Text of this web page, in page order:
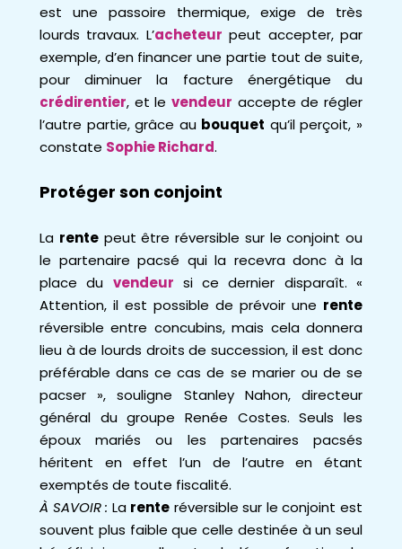
est une passoire thermique, exige de très
lourds travaux. L’acheteur peut accepter, par
exemple, d’en financer une partie tout de suite,
pour diminuer la facture énergétique du
crédirentier, et le vendeur accepte de régler
l’autre partie, grâce au bouquet qu’il perçoit, »
constate Sophie Richard.
Protéger son conjoint
La rentepeut être réversible sur le conjoint ou
le partenaire pacsé qui la recevra donc à la
place du vendeur si ce dernier disparaît. «
Attention, il est possible de prévoir une rente
réversible entre concubins, mais cela donnera
lieu à de lourds droits de succession, il est donc
préférable dans ce cas de se marier ou de se
pacser », souligne Stanley Nahon, directeur
général du groupe Renée Costes. Seuls les
époux mariés ou les partenaires pacsés
héritent en effet l’un de l’autre en étant
exemptés de toute fiscalité.
À SAVOIR : La rente réversible sur le conjoint est
souvent plus faible que celle destinée à un seul